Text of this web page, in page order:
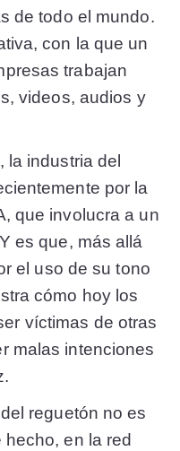
de todo el mundo.
con la que un
trabajan
videos, audios y
la industria del
por la
que involucra a un
es que, más allá
el uso de su tono
cómo hoy los
víctimas de otras
malas intenciones
reguetón no es
en la red